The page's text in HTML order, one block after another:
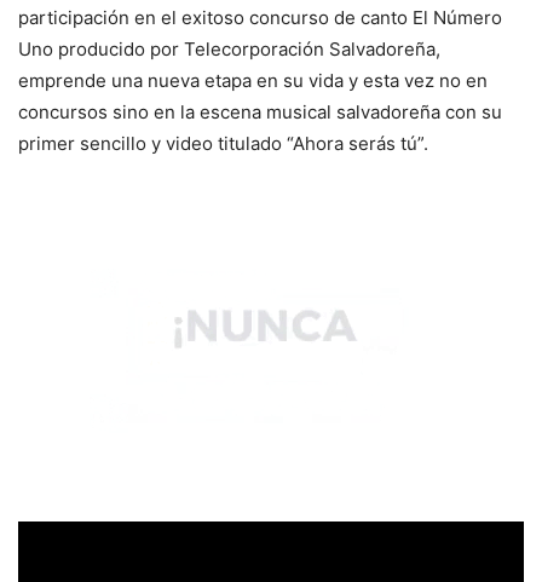
participación en el exitoso concurso de canto El Número
Uno producido por Telecorporación Salvadoreña,
emprende una nueva etapa en su vida y esta vez no en
concursos sino en la escena musical salvadoreña con su
primer sencillo y video titulado “Ahora serás tú”.